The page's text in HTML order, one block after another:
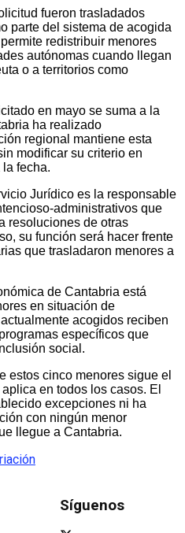
fueron trasladados
parte del sistema de acogida
redistribuir menores
autónomas cuando llegan
o a territorios como
en mayo se suma a la
ha realizado
regional mantiene esta
modificar su criterio en
fecha.
Jurídico es la responsable
administrativos que
resoluciones de otras
su función será hacer frente
que trasladaron menores a
de Cantabria está
en situación de
acogidos reciben
específicos que
social.
estos cinco menores sigue el
en todos los casos. El
excepciones ni ha
con ningún menor
llegue a Cantabria.
Síguenos